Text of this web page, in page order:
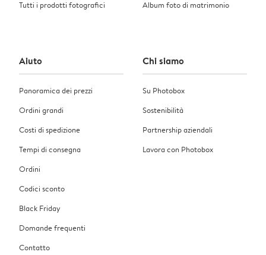
Tutti i prodotti fotografici
Album foto di matrimonio
Aiuto
Panoramica dei prezzi
Ordini grandi
Costi di spedizione
Tempi di consegna
Ordini
Codici sconto
Black Friday
Domande frequenti
Contatto
Chi siamo
Su Photobox
Sostenibilità
Partnership aziendali
Lavora con Photobox